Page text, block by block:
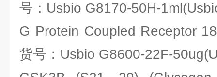
号：Usbio G8170-50H-
G Protein Coupled Receptor
货号：Usbio G8600-22F-